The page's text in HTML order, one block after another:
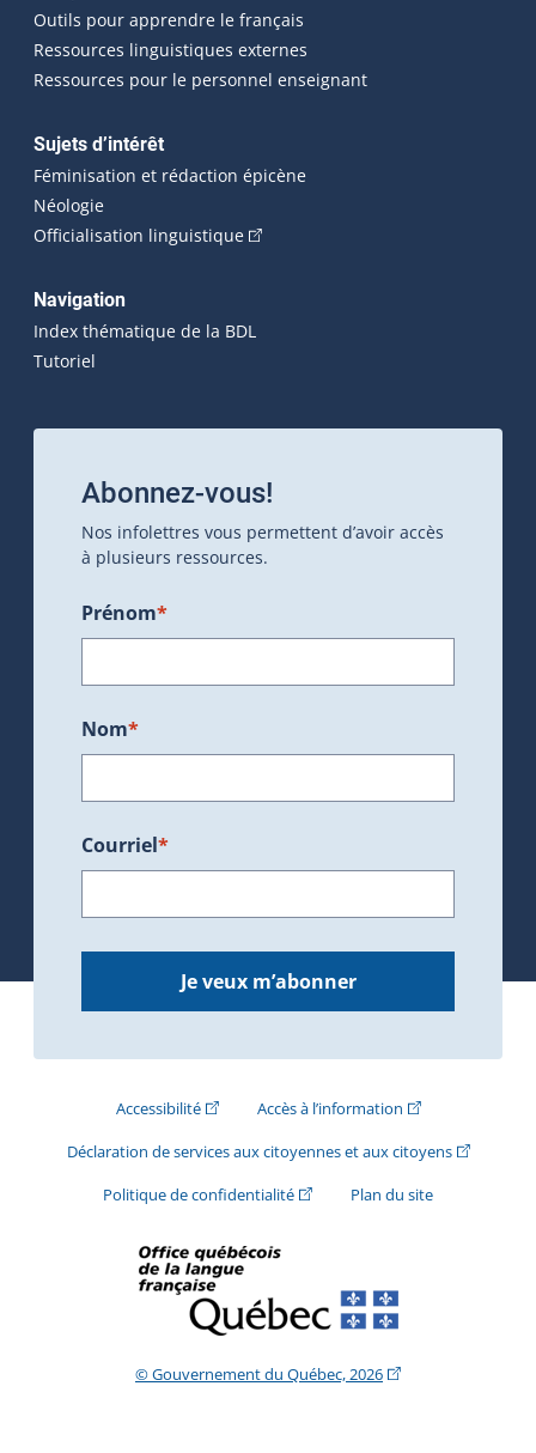
Outils pour apprendre le français
Ressources linguistiques externes
Ressources pour le personnel enseignant
Sujets d’intérêt
Féminisation et rédaction épicène
Néologie
Officialisation linguistique(Cet hyperlien externe s'ouvrira
Navigation
Index thématique de la BDL
Tutoriel
Abonnez-vous!
Nos infolettres vous permettent d’avoir accès
à plusieurs ressources.
Prénom*
Nom*
Courriel*
Je veux m’abonner
Accessibilité(Cet hyperlien externe s'ouvrira dans une
Accès à l’information(Cet hyperlien
Déclaration de services aux citoyennes et aux citoyens(Cet
Politique de confidentialité(Cet hyperlien externe s'ouvrira
Plan du site
© Gouvernement du Québec, 2026(Cet hyperlien